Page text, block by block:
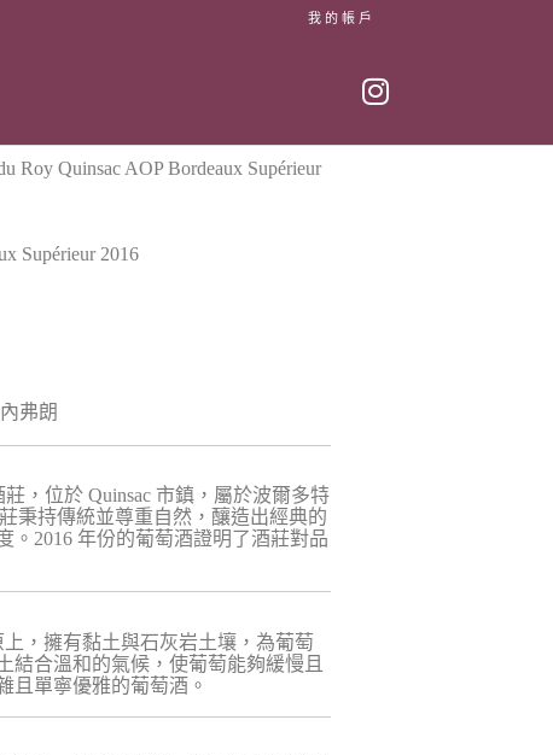
我的帳戶
Roy Quinsac AOP Bordeaux Supérieur
Supérieur 2016
弗朗
莊，位於 Quinsac 市鎮，屬於波爾多特
秉持傳統並尊重自然，釀造出經典的
。2016 年份的葡萄酒證明了酒莊對品
，擁有黏土與石灰岩土壤，為葡萄
結合溫和的氣候，使葡萄能夠緩慢且
且單寧優雅的葡萄酒。